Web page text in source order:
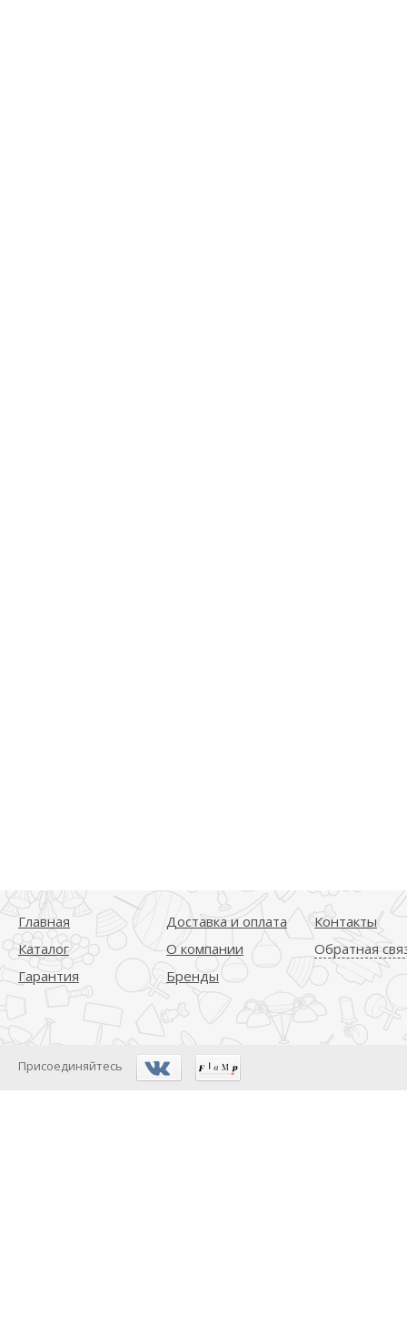
Главная
Каталог
Гарантия
Доставка и оплата
О компании
Бренды
Контакты
Обратная
Присоединяйтесь